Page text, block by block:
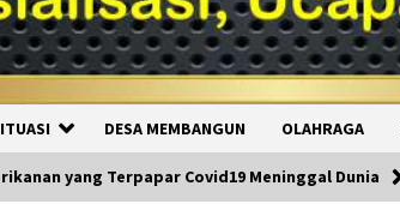
DESA MEMBANGUN OLAHRAGA
yang Terpapar Covid19 Meninggal Dunia